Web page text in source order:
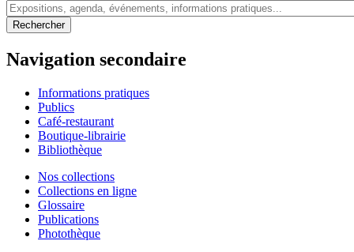
Navigation secondaire
Informations pratiques
Publics
Café-restaurant
Boutique-librairie
Bibliothèque
Nos collections
Collections en ligne
Glossaire
Publications
Photothèque